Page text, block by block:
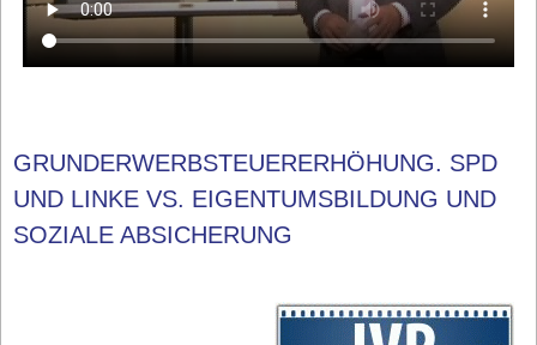
GRUNDERWERBSTEUERERHÖHUNG. SPD
UND LINKE VS. EIGENTUMSBILDUNG UND
SOZIALE ABSICHERUNG